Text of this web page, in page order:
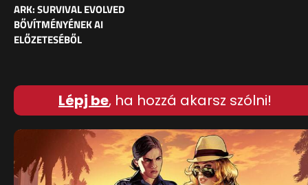
ARK: SURVIVAL EVOLVED
BŐVÍTMÉNYÉNEK AI
ELŐZETESÉBŐL
Lépj be, ha hozzá akarsz szólni!